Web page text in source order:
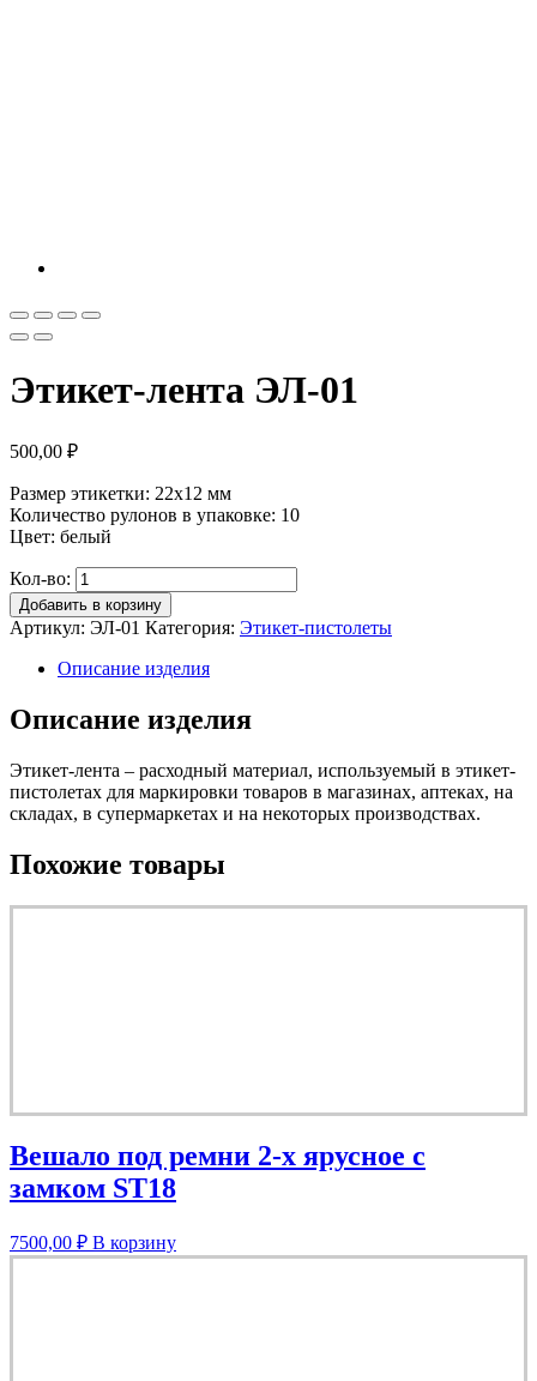
Этикет-лента ЭЛ-01
500,00 ₽
Размер этикетки: 22х12 мм
Количество рулонов в упаковке: 10
Цвет: белый
Кол-во:
Добавить в корзину
Артикул: ЭЛ-01 Категория: Этикет-пистолеты
Описание изделия
Описание изделия
Этикет-лента – расходный материал, используемый в этикет-
пистолетах для маркировки товаров в магазинах, аптеках, на
складах, в супермаркетах и на некоторых производствах.
Похожие товары
Вешало под ремни 2-х ярусное с
замком ST18
7500,00 ₽ В корзину